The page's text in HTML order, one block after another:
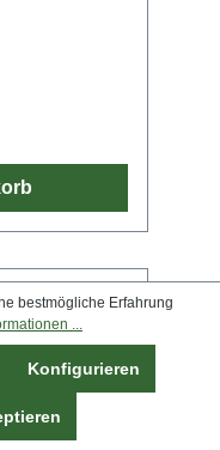
bestmögliche Erfahrung
...
Konfigurieren